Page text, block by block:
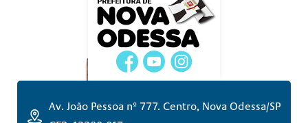
Av. João Pessoa nº 777. Centro, Nova Odessa/SP